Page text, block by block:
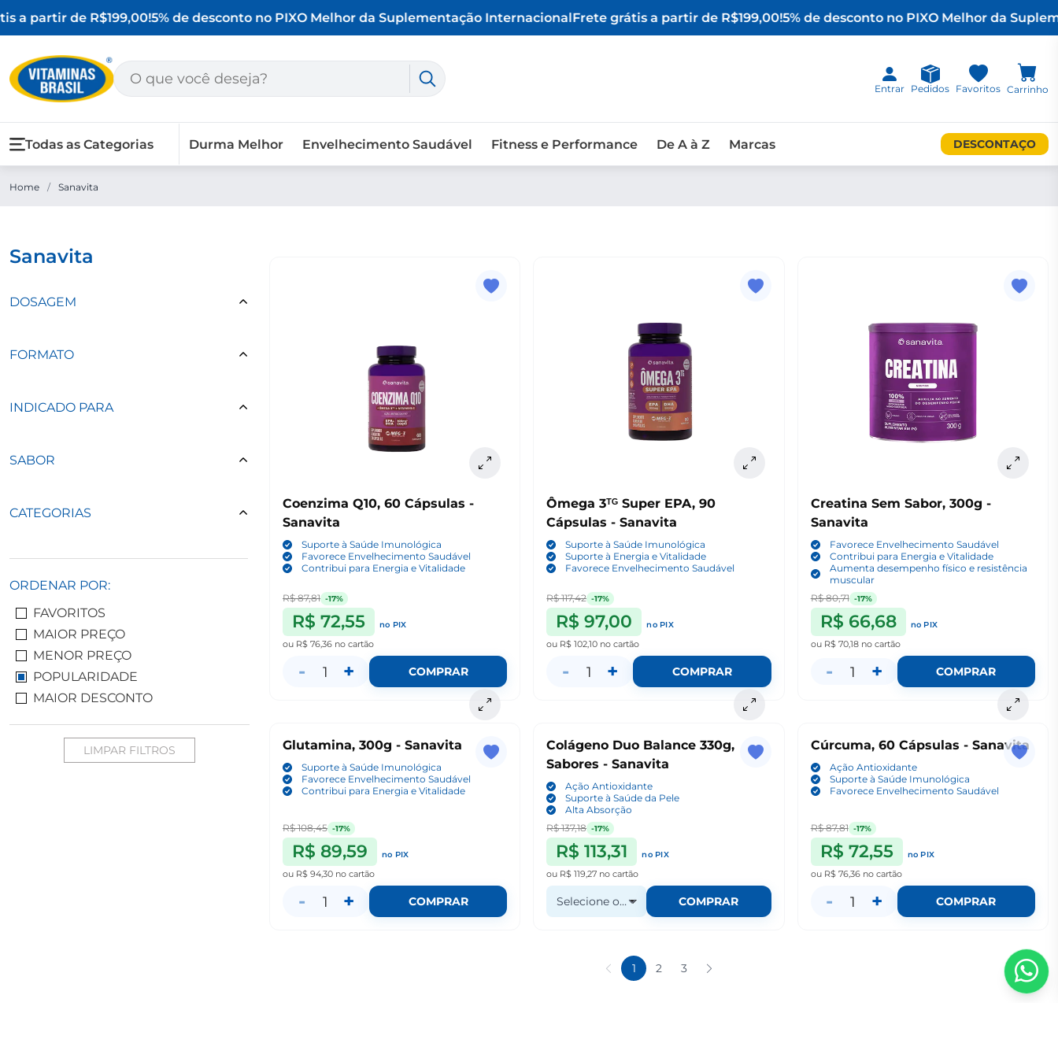
a partir de R$199,00!5% de desconto no PIXO Melhor da Suplementação InternacionalFrete grátis a partir de R$199,00!5% de desconto no PIXO Melhor da
Entrar Pedidos Favoritos Carrinho
Todas as Categorias Durma Melhor Envelhecimento Saudável Fitness e Performance De A à Z Marcas DESCONTAÇO
Home / Sanavita
sanavita
DOSAGEM
FORMATO
INDICADO PARA
SABOR
CATEGORIAS
ORDENAR POR:
FAVORITOS
MAIOR PREÇO
MENOR PREÇO
POPULARIDADE
MAIOR DESCONTO
LIMPAR FILTROS
Coenzima Q10, 60 Cápsulas -
Sanavita
Suporte à Saúde Imunológica
Favorece Envelhecimento Saudável
Contribui para Energia e Vitalidade
R$ 87,81 -17%
R$ 72,55
no PIX
ou R$ 76,36 no cartão
- 1 + COMPRAR
Ômega 3ᵀᴳ Super EPA, 90
Cápsulas - Sanavita
Suporte à Saúde Imunológica
Suporte à Energia e Vitalidade
Favorece Envelhecimento Saudável
R$ 117,42 -17%
R$ 97,00
no PIX
ou R$ 102,10 no cartão
- 1 + COMPRAR
Creatina Sem Sabor, 300g -
Sanavita
Favorece Envelhecimento Saudável
Contribui para Energia e Vitalidade
Aumenta desempenho físico e resistência
muscular
R$ 80,71 -17%
R$ 66,68
no PIX
ou R$ 70,18 no cartão
- 1 + COMPRAR
Glutamina, 300g - Sanavita
Suporte à Saúde Imunológica
Favorece Envelhecimento Saudável
Contribui para Energia e Vitalidade
R$ 108,45 -17%
R$ 89,59
no PIX
ou R$ 94,30 no cartão
- 1 + COMPRAR
Colágeno Duo Balance 330g,
Sabores - Sanavita
Ação Antioxidante
Suporte à Saúde da Pele
Alta Absorção
R$ 137,18 -17%
R$ 113,31
no PIX
ou R$ 119,27 no cartão
Selecione o Sabor COMPRAR
Cúrcuma, 60 Cápsulas - Sanavita
Ação Antioxidante
Suporte à Saúde Imunológica
Favorece Envelhecimento Saudável
R$ 87,81 -17%
R$ 72,55
no PIX
ou R$ 76,36 no cartão
- 1 + COMPRAR
1 2 3